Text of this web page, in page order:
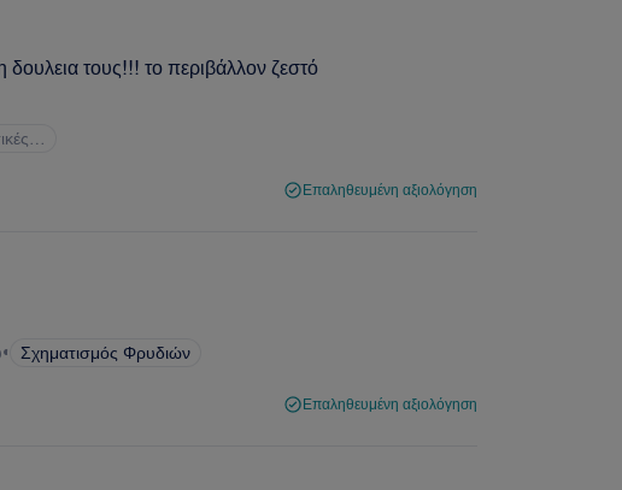
δουλεια τους!!! το περιβάλλον ζεστό
Επαληθευμένη αξιολόγηση
• Σχηματισμός Φρυδιών
Επαληθευμένη αξιολόγηση